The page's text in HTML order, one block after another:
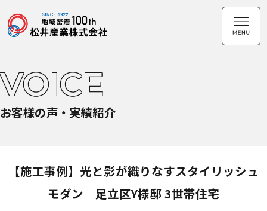
VOICE
お客様の声・実績紹介
【施工事例】光と影が織りなすスタイリッシュ
モダン｜足立区Y様邸 3世帯住宅